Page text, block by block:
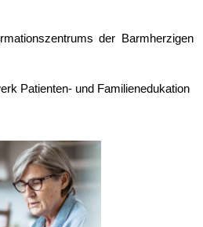
der Barmherzigen
Patienten- und Familienedukation